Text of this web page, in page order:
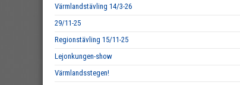
Värmlandstävling 14/3-26
29/11-25
Regionstävling 15/11-25
Lejonkungen-show
Värmlandsstegen!